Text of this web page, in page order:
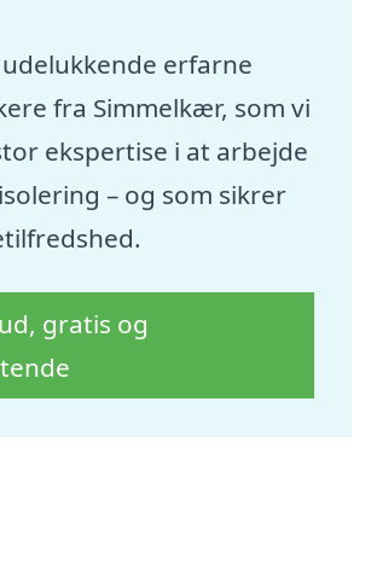
erfarne
fra Simmelkær, som vi
ekspertise i at arbejde
– og som sikrer
gratis og